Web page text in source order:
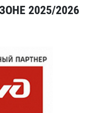
2025/2026